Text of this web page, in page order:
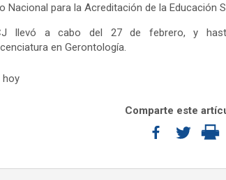
Nacional para la Acreditación de la Educación
llevó a cabo del 27 de febrero, y
en Gerontología.
hoy
Comparte este